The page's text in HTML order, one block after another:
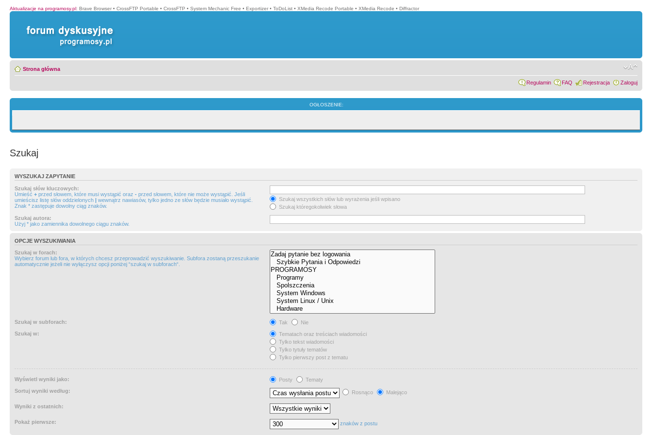
Aktualizacje na programosy.pl: Brave Browser • CrossFTP Portable • CrossFTP • System Mechanic Free • Exportizer • ToDoList • XMedia Recode Portable • XMedia Recode • Diffractor
Strona główna
Regulamin FAQ Rejestracja Zaloguj
OGŁOSZENIE:
Szukaj
WYSZUKAJ ZAPYTANIE
Szukaj słów kluczowych:
Umieść + przed słowem, które musi wystąpić oraz - przed słowem, które nie może wystąpić. Jeśli
umieścisz listę słów oddzielonych | wewnątrz nawiasów, tylko jedno ze słów będzie musiało wystąpić.
Znak * zastępuje dowolny ciąg znaków.
Szukaj wszystkich słów lub wyrażenia jeśli wpisano
Szukaj któregokolwiek słowa
Szukaj autora:
Użyj * jako zamiennika dowolnego ciągu znaków.
OPCJE WYSZUKIWANIA
Szukaj w forach:
Wybierz forum lub fora, w których chcesz przeprowadzić wyszukiwanie. Subfora zostaną przeszukanie
automatycznie jeżeli nie wyłączysz opcji poniżej “szukaj w subforach“.
Szukaj w subforach: Tak
Nie
Szukaj w:
Tematach oraz treściach wiadomości
Tylko tekst wiadomości
Tylko tytuły tematów
Tylko pierwszy post z tematu
Wyświetl wyniki jako: Posty
Tematy
Sortuj wyniki według:
Rosnąco Malejąco
Wyniki z ostatnich:
Pokaż pierwsze: znaków z postu